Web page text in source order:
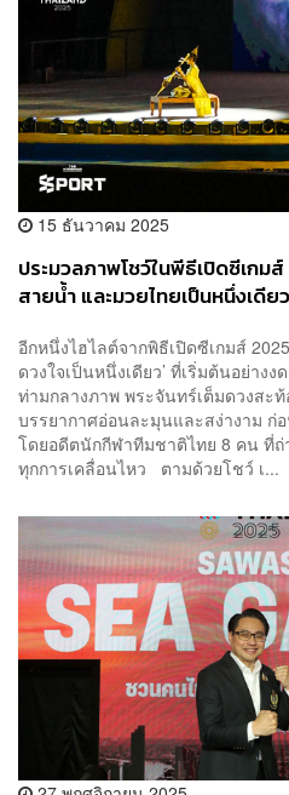
15 ธันวาคม 2025
ประมวลภาพโชว์ในพีธีเปิดซีเกม
สายน้ำ และมวยไทยเป็นหนึ่งเดียว
อีกหนึ่งไฮไลต์จากพิธีเปิดซีเกมส์
ดวงใจเป็นหนึ่งเดียว’ ที่เริ่มต้นอย่างง
ท่ามกลางภาพ พระจันทร์เต็มดวงส
บรรยากาศอ่อนละมุนและสง่างาม ก่
โดยอดีตนักกีฬาทีมชาติไทย 8 คน ที่
ทุกการเคลื่อนไหว ตามด้วยโชว์ เ...